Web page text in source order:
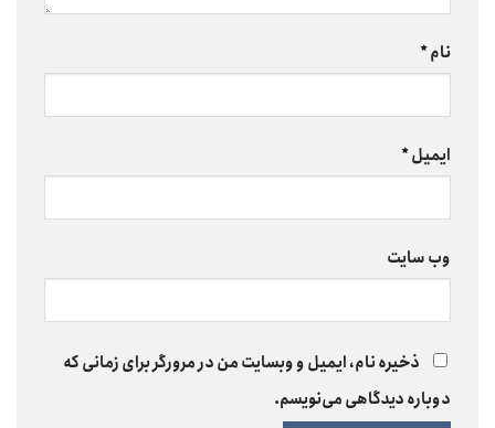
نام*
ایمیل*
وب‌ سایت
ذخیره نام، ایمیل و وبسایت من در مرورگر برای زمانی که
دوباره دیدگاهی می‌نویسم.